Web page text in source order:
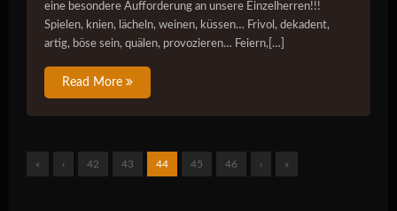
eine besondere Aufforderung an unsere Einzelherren!!!
Spielen, knien, lächeln, weinen, küssen… Frivol, dekadent,
artig, böse sein, quälen, provozieren… Feiern,[…]
Read More
« ‹ 42 43 44 45 46 › »